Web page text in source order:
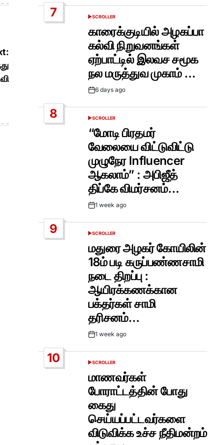
7
POSTED
SCROLLER
காரைக்குடியில் அழகப்பா
கல்வி நிறுவனங்கள்
ஏற்பாட்டில் இலவச சமூக
நல மருத்துவ முகாம் …
Post6 days ago
8
POSTED
SCROLLER
“மோடி பிரதமர்
வேலையை விட்டுவிட்டு
முழுநேர Influencer
ஆகலாம்” : அபிஜீத்
திப்கே விமர்சனம்…
Post1 week ago
9
POSTED
SCROLLER
மதுரை அழகர் கோயிலின்
18ம் படி கருப்பண்ணசாமி
நடை திறப்பு :
ஆயிரக்கணக்கான
பக்தர்கள் சாமி
தரிசனம்…
Post1 week ago
10
POSTED
SCROLLER
மாணவர்கள்
போராட்டத்தின் போது
கைது
செய்யப்பட்டவர்களை
விடுவிக்க உச்ச நீதிமன்றம்